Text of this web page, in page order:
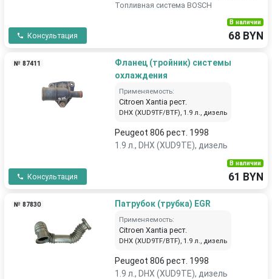
Топливная система BOSCH
Консультация
В наличии
68 BYN
№ 87411
Фланец (тройник) системы
охлаждения
Применяемость:
Citroen Xantia рест.
DHX (XUD9TF/BTF), 1.9 л., дизель
Peugeot 806 рест. 1998
1.9 л., DHX (XUD9TE), дизель
Консультация
В наличии
61 BYN
№ 87830 Патрубок (трубка) EGR
Применяемость:
Citroen Xantia рест.
DHX (XUD9TF/BTF), 1.9 л., дизель
Peugeot 806 рест. 1998
1.9 л., DHX (XUD9TE), дизель